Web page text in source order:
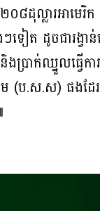
៨ដុល្លារអាមេរិ
ៀត ដូចជារង្វាន់
ប្រាក់ឈ្នួលធ្វើក
(ប.ស.ស) ផងដែ